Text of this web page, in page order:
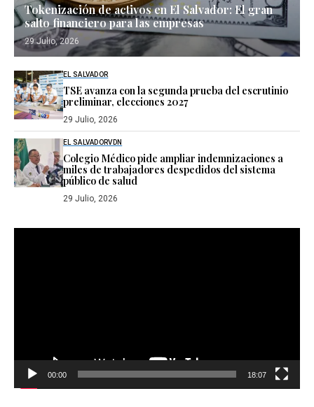
Tokenización de activos en El Salvador: El gran
salto financiero para las empresas
29 Julio, 2026
EL SALVADOR
TSE avanza con la segunda prueba del escrutinio
preliminar, elecciones 2027
29 Julio, 2026
EL SALVADORVDN
Colegio Médico pide ampliar indemnizaciones a
miles de trabajadores despedidos del sistema
público de salud
29 Julio, 2026
00:00 18:07